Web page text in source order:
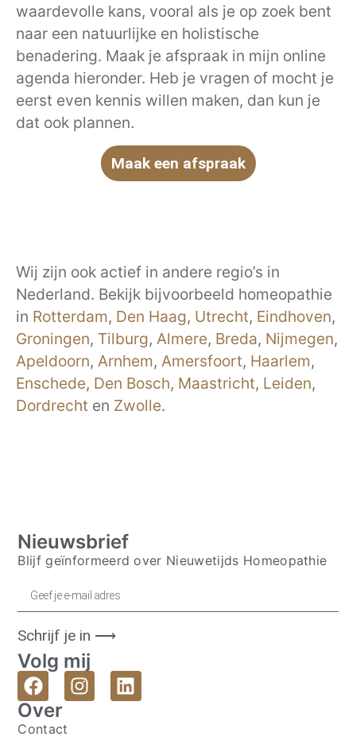
waardevolle kans, vooral als je op zoek bent
naar een natuurlijke en holistische
benadering. Maak je afspraak in mijn online
agenda hieronder. Heb je vragen of mocht je
eerst even kennis willen maken, dan kun je
dat ook plannen.
Maak een afspraak
Wij zijn ook actief in andere regio’s in
Nederland. Bekijk bijvoorbeeld homeopathie
in Rotterdam, Den Haag, Utrecht, Eindhoven,
Groningen, Tilburg, Almere, Breda, Nijmegen,
Apeldoorn, Arnhem, Amersfoort, Haarlem,
Enschede, Den Bosch, Maastricht, Leiden,
Dordrecht en Zwolle.
Nieuwsbrief
Blijf geïnformeerd over Nieuwetijds Homeopathie
Schrijf je in ⟶
Volg mij
Over
Contact